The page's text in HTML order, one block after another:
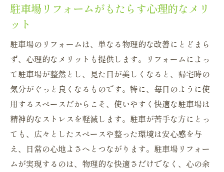
駐車場リフォームがもたらす心理的なメリ
ット
駐車場のリフォームは、単なる物理的な改善にとどまら
ず、心理的なメリットも提供します。リフォームによっ
て駐車場が整然とし、見た目が美しくなると、帰宅時の
気分がぐっと良くなるものです。特に、毎日のように使
用するスペースだからこそ、使いやすく快適な駐車場は
精神的なストレスを軽減します。駐車が苦手な方にとっ
ても、広々としたスペースや整った環境は安心感を与
え、日常の心地よさへとつながります。駐車場リフォー
ムが実現するのは、物理的な快適さだけでなく、心の余